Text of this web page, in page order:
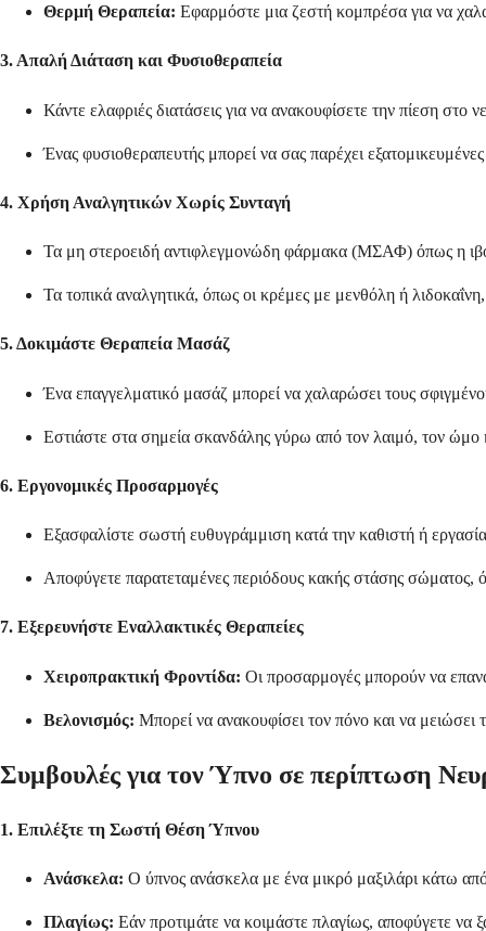
Θερμή Θεραπεία: Εφαρμόστε μια ζεστή κομπρέσα για να
3. Απαλή Διάταση και Φυσιοθεραπεία
Κάντε ελαφριές διατάσεις για να ανακουφίσετε την πίεση
Ένας φυσιοθεραπευτής μπορεί να σας παρέχει
4. Χρήση Αναλγητικών Χωρίς Συνταγή
Τα μη στεροειδή αντιφλεγμονώδη φάρμακα (ΜΣΑΦ) όπως η
Τα τοπικά αναλγητικά, όπως οι κρέμες με μενθόλη ή
5. Δοκιμάστε Θεραπεία Μασάζ
Ένα επαγγελματικό μασάζ μπορεί να χαλαρώσει τους
Εστιάστε στα σημεία σκανδάλης γύρω από τον λαιμό, τον ώμο
6. Εργονομικές Προσαρμογές
Εξασφαλίστε σωστή ευθυγράμμιση κατά την καθιστή ή
Αποφύγετε παρατεταμένες περιόδους κακής στάσης σώματος,
7. Εξερευνήστε Εναλλακτικές Θεραπείες
Χειροπρακτική Φροντίδα: Οι προσαρμογές μπορούν να
Βελονισμός: Μπορεί να ανακουφίσει τον πόνο και να
Συμβουλές για τον Ύπνο σε περίπτωση
1. Επιλέξτε τη Σωστή Θέση Ύπνου
Ανάσκελα: Ο ύπνος ανάσκελα με ένα μικρό μαξιλάρι κάτω
Πλαγίως: Εάν προτιμάτε να κοιμάστε πλαγίως, αποφύγετε να